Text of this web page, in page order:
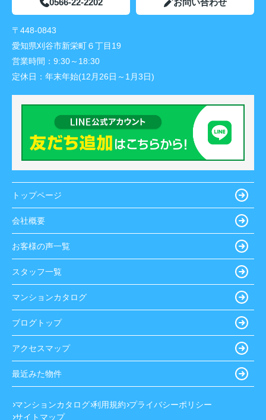
0566-22-2202 お問い合わせ
〒448-0843
愛知県刈谷市新栄町６丁目19
営業時間： 9:30～18:30
定休日： 年末年始(12月26日～1月3日)
トップページ
会社概要
お客様の声一覧
スタッフ一覧
マンションカタログ
ブログトップ
アクセスマップ
最近みた物件
マンションカタログ 利用規約 プライバシーポリシー
サイトマップ